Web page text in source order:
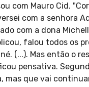
com Mauro Cid.
com a senhora
com a dona
falou todos os
(...). Mas então o
pensativa.
mas que vai